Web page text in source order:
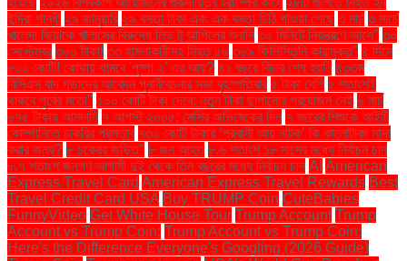
ইন্দিরা গান্ধী ২৯ জানুয়ারি ২৯ বস্তা টাকা এবং এক বস্তা চিঠি পাওয়া গেছে ৩ মার্চ ৩ মার্চে
খালেদা জিয়াকে খালাসের বিরুদ্ধে লিভ টু আপিলের শুনানি ৩০ মিনিটে নিয়ন্ত্রণে আসে" ৩০
সেপ্টেম্বর ৩০০ টাকা! ৩৩ হামলাকারীসহ নিহত ৫৮ ৩৬৯ ফিলিস্তিনি কারামুক্ত" ৪ দিনে
৮০০ কোটি! কোথায় থামবে 'পুষ্পা ২' এর আয়? ৪১ বছরে বিচার শেষ হয়নি ৪৩তম
বিসিএস বাদ পড়াদের আবেদন পুনর্বিবেচনার সভা বৃহস্পতিবার ৫ টাকা বেশি ৫ শতাংশই
থাকবে পূর্বের মতো" ৫০০ কোটি টাকা দেবে: নতুন টাকা ছাপানোর প্রয়োজন নেই ৬ মার্চ
৬৭৫ টাকায় আমদানি ৭ আগস্ট ২০০৫: মেসির অভিষেকের দিন ৭ বছরের শিশুকে আইটি
কোম্পানিতে চাকরির প্রস্তাব ৭৩০ কোটি টাকার ‘প্রবাসী আয় নাটক’ কি কালোটাকা সাদা
করার জন্য? ৮ চক্রের জড়িত" ৮ জন আহত ৮.৬ শতাংশ ১৮ মাসের মধ্যে নির্বাচন চান
৮.৭ শতাংশ জনগণ আগামী দুই থেকে তিন বছরের মধ্যে নির্বাচন চান AI American
Express Travel Card American Express Travel Rewards Best
Travel Credit Card USA Buy TRUMP Coin CuteBabies
FunnyVideo Get White House Tour Trump Account Trump
Account vs Trump Coin: Trump Account vs Trump Coin:
Here's the Difference Everyone's Googling (2026 Guide)